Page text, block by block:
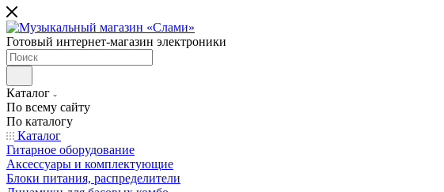
Готовый интернет-магазин электроники
Каталог
По всему сайту
По каталогу
Каталог
Гитарное оборудование
Аксессуары и комплектующие
Блоки питания, распределители